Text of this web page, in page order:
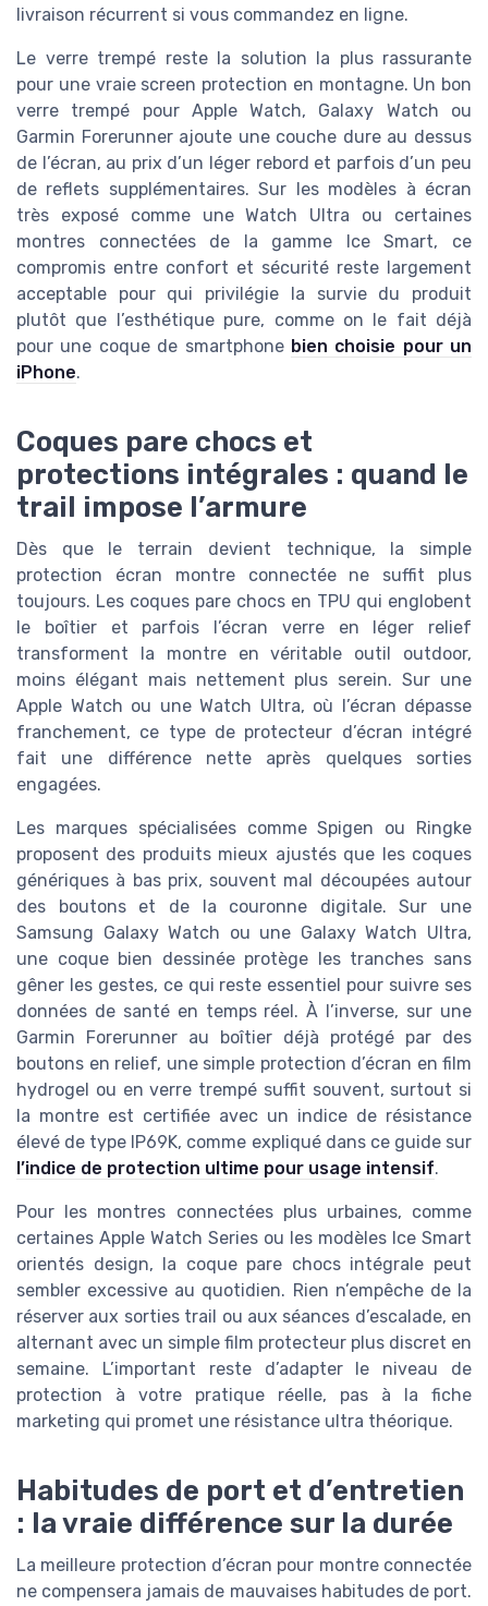
livraison récurrent si vous commandez en ligne.
Le verre trempé reste la solution la plus rassurante
pour une vraie screen protection en montagne. Un bon
verre trempé pour Apple Watch, Galaxy Watch ou
Garmin Forerunner ajoute une couche dure au dessus
de l’écran, au prix d’un léger rebord et parfois d’un peu
de reflets supplémentaires. Sur les modèles à écran
très exposé comme une Watch Ultra ou certaines
montres connectées de la gamme Ice Smart, ce
compromis entre confort et sécurité reste largement
acceptable pour qui privilégie la survie du produit
plutôt que l’esthétique pure, comme on le fait déjà
pour une coque de smartphone bien choisie pour un
iPhone.
Coques pare chocs et
protections intégrales : quand le
trail impose l’armure
Dès que le terrain devient technique, la simple
protection écran montre connectée ne suffit plus
toujours. Les coques pare chocs en TPU qui englobent
le boîtier et parfois l’écran verre en léger relief
transforment la montre en véritable outil outdoor,
moins élégant mais nettement plus serein. Sur une
Apple Watch ou une Watch Ultra, où l’écran dépasse
franchement, ce type de protecteur d’écran intégré
fait une différence nette après quelques sorties
engagées.
Les marques spécialisées comme Spigen ou Ringke
proposent des produits mieux ajustés que les coques
génériques à bas prix, souvent mal découpées autour
des boutons et de la couronne digitale. Sur une
Samsung Galaxy Watch ou une Galaxy Watch Ultra,
une coque bien dessinée protège les tranches sans
gêner les gestes, ce qui reste essentiel pour suivre ses
données de santé en temps réel. À l’inverse, sur une
Garmin Forerunner au boîtier déjà protégé par des
boutons en relief, une simple protection d’écran en film
hydrogel ou en verre trempé suffit souvent, surtout si
la montre est certifiée avec un indice de résistance
élevé de type IP69K, comme expliqué dans ce guide sur
l’indice de protection ultime pour usage intensif.
Pour les montres connectées plus urbaines, comme
certaines Apple Watch Series ou les modèles Ice Smart
orientés design, la coque pare chocs intégrale peut
sembler excessive au quotidien. Rien n’empêche de la
réserver aux sorties trail ou aux séances d’escalade, en
alternant avec un simple film protecteur plus discret en
semaine. L’important reste d’adapter le niveau de
protection à votre pratique réelle, pas à la fiche
marketing qui promet une résistance ultra théorique.
Habitudes de port et d’entretien
: la vraie différence sur la durée
La meilleure protection d’écran pour montre connectée
ne compensera jamais de mauvaises habitudes de port.